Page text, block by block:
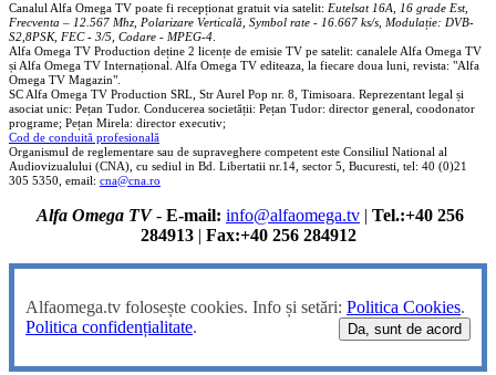
Canalul Alfa Omega TV poate fi recepționat gratuit via satelit: Eutelsat 16A, 16 grade Est,
Frecventa – 12.567 Mhz, Polarizare Verticală, Symbol rate - 16.667 ks/s, Modulație: DVB-
S2,8PSK, FEC - 3/5, Codare - MPEG-4
Alfa Omega TV Production deține 2 licențe de emisie TV pe satelit: canalele Alfa Omega TV
și Alfa Omega TV Internațional. Alfa Omega TV editeaza, la fiecare doua luni, revista: "Alfa
Omega TV Magazin".
SC Alfa Omega TV Production SRL, Str Aurel Pop nr. 8, Timisoara. Reprezentant legal și
asociat unic: Pețan Tudor. Conducerea societății: Pețan Tudor: director general, coodonator
programe; Pețan Mirela: director executiv;
Cod de conduită profesională
Organismul de reglementare sau de supraveghere competent este Consiliul National al
Audiovizualului (CNA), cu sediul in Bd. Libertatii nr.14, sector 5, Bucuresti, tel: 40 (0)21
305 5350, email: cna@cna.ro
Alfa Omega TV- E-mail: info@alfaomega.tv | Tel.:+40 256
284913| Fax:+40 256 284912
Alfaomega.tv folosește cookies. Info și setări: Politica Cookies.
Politica confidențialitate. Da, sunt de acord